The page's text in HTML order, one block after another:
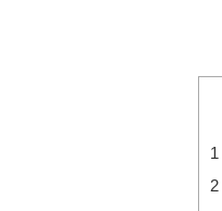
1
2